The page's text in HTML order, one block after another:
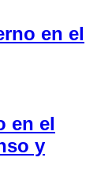
en el
en el
y